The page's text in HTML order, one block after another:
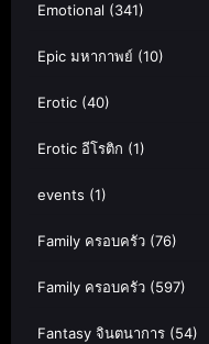
Emotional (341)
Epic มหากาพย์ (10)
Erotic (40)
Erotic อีโรติก (1)
events (1)
Family ครอบครัว (76)
Family ครอบครัว (597)
Fantasy จินตนาการ (54)